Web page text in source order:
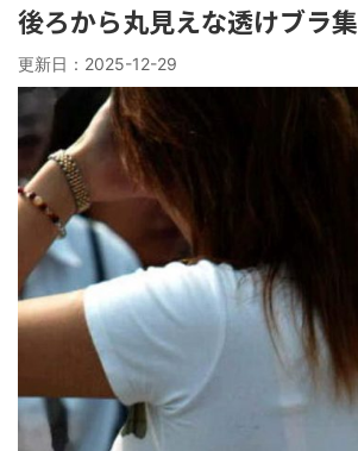
後ろから丸見えな透けブラ集
更新日： 2025-12-29